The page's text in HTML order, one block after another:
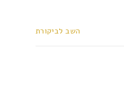
השב לביקורת